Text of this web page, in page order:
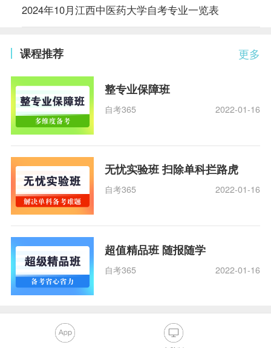
2024年10月江西中医药大学自考专业一览表
更多
课程推荐
整专业保障班
自考365 2022-01-16
无忧实验班 扫除单科拦路虎
自考365 2022-01-16
超值精品班 随报随学
自考365 2022-01-16